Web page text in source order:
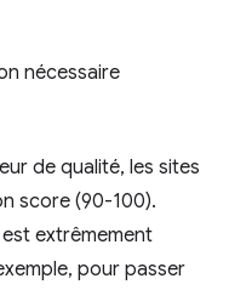
nécessaire
de qualité, les sites
score (90-100).
extrêmement
pour passer